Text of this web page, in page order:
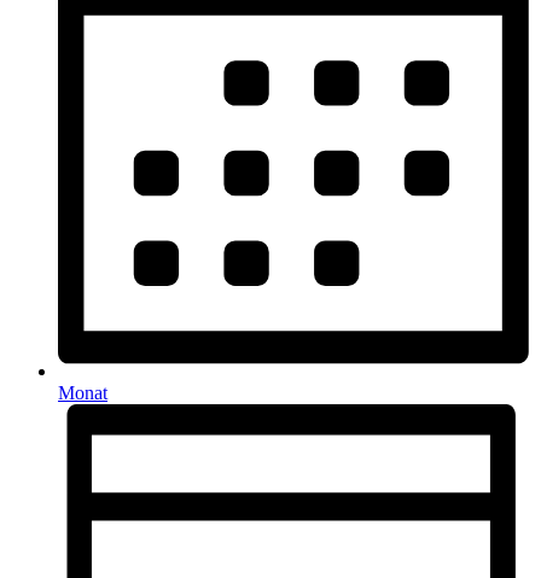
Monat